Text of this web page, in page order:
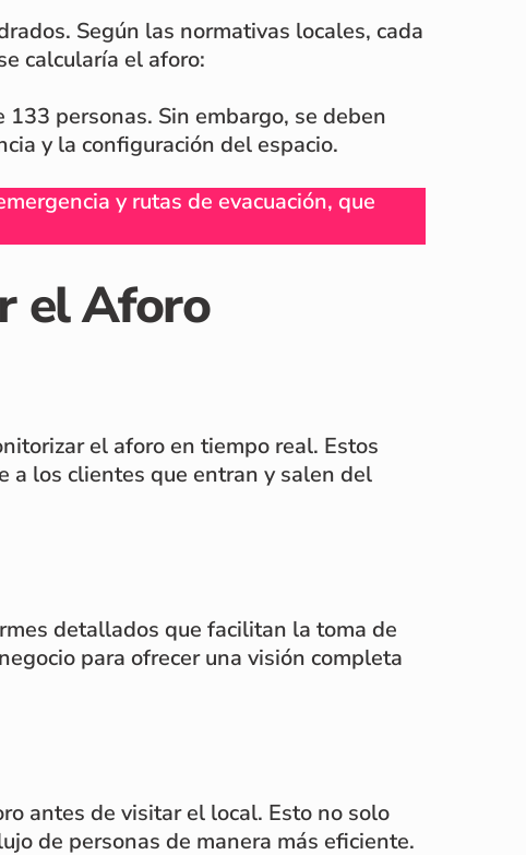
Según las normativas locales, cada
calcularía el aforo:
personas. Sin embargo, se deben
y la configuración del espacio.
y rutas de evacuación, que
el Aforo
el aforo en tiempo real. Estos
a los clientes que entran y salen del
detallados que facilitan la toma de
para ofrecer una visión completa
antes de visitar el local. Esto no solo
de personas de manera más eficiente.